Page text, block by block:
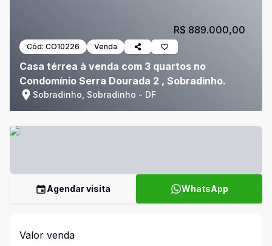
Cód: CO10226 Venda
Casa térrea à venda com 3 quartos no
Condomínio Serra Dourada 2 , Sobradinho.
Sobradinho, Sobradinho - DF
R$ 889.000,00
Agendar visita WhatsApp
Valor venda